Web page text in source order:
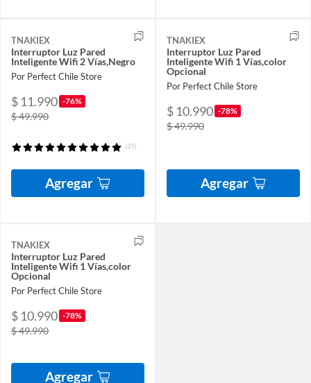
TNAKIEX
Interruptor Luz Pared
Inteligente Wifi 2 Vías,Negro
Por Perfect Chile Store
$ 11.990 -76%
$ 49.990
(25)
Agregar
TNAKIEX
Interruptor Luz Pared
Inteligente Wifi 1 Vías,color
Opcional
Por Perfect Chile Store
$ 10.990 -78%
$ 49.990
Agregar
TNAKIEX
Interruptor Luz Pared
Inteligente Wifi 1 Vías,color
Opcional
Por Perfect Chile Store
$ 10.990 -78%
$ 49.990
Agregar